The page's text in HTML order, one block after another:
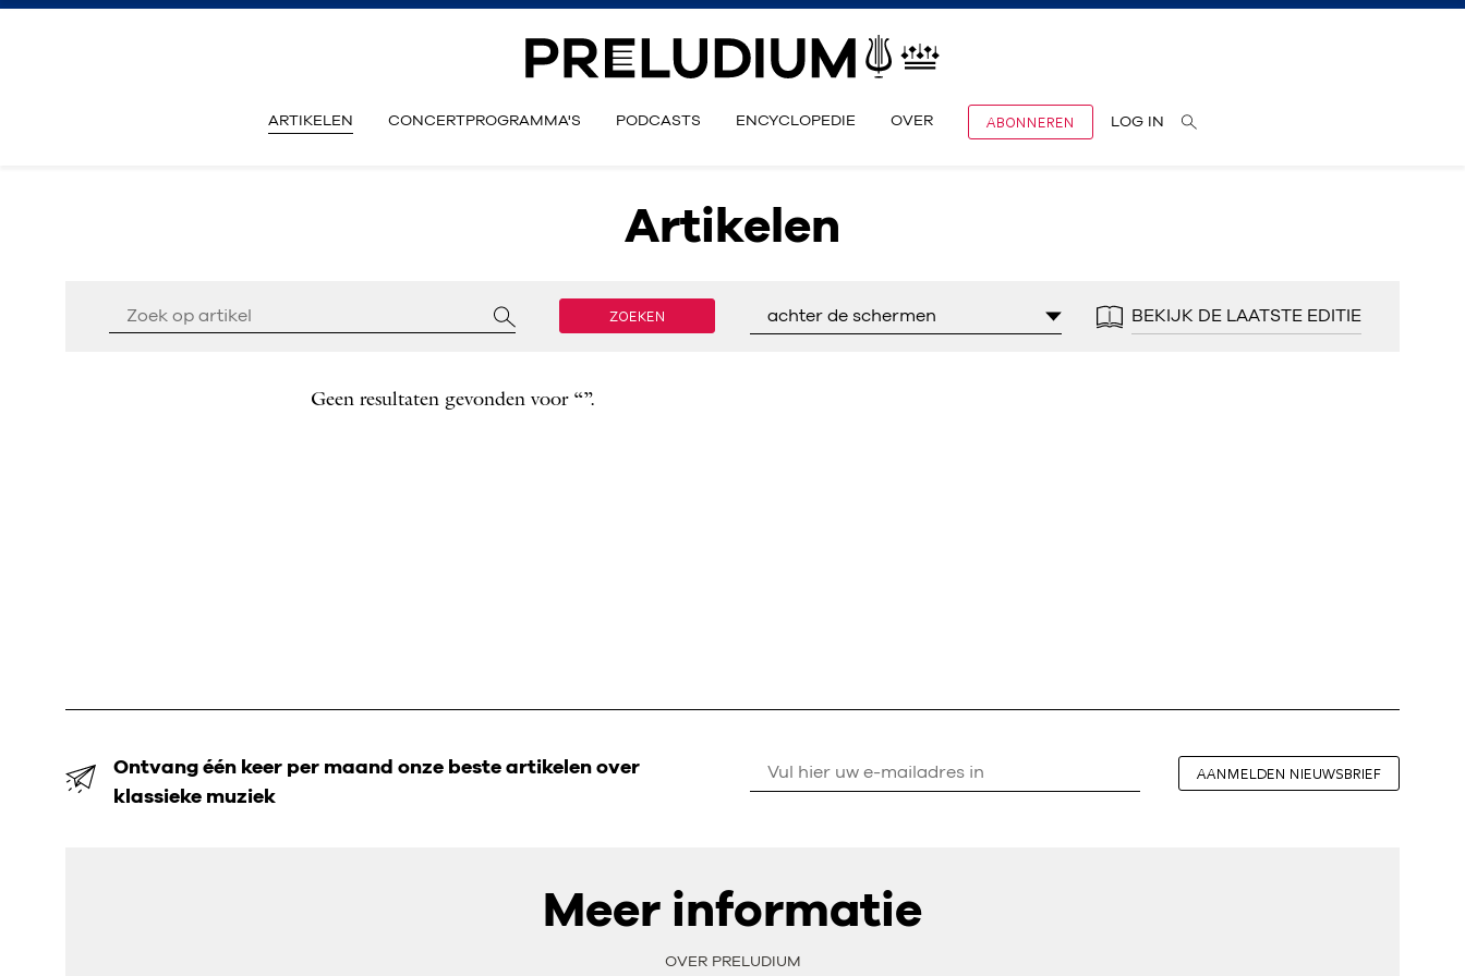
ARTIKELEN CONCERTPROGRAMMA'S PODCASTS ENCYCLOPEDIE OVER ABONNEREN LOG IN
Artikelen
ZOEKEN achter de schermen BEKIJK DE LAATSTE EDITIE
Geen resultaten gevonden voor “”.
Ontvang één keer per maand onze beste artikelen over
klassieke muziek
AANMELDEN NIEUWSBRIEF
Meer informatie
OVER PRELUDIUM